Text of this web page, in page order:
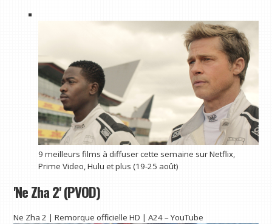
9 meilleurs films à diffuser cette semaine sur Netflix,
Prime Video, Hulu et plus (19-25 août)
'Ne Zha 2' (PVOD)
Ne Zha 2 | Remorque officielle HD | A24 – YouTube